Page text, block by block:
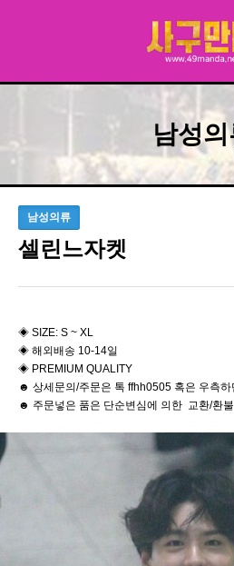
남성
남성의류
셀린느자켓
◈ SIZE: S ~ XL
◈ 해외배송 10-14일
◈ PREMIUM QUALITY
☻ 상세문의/주문은 톡 ffhh0505 혹은 우측
☻ 주문넣은 품은 단순변심에 의한 교환/환